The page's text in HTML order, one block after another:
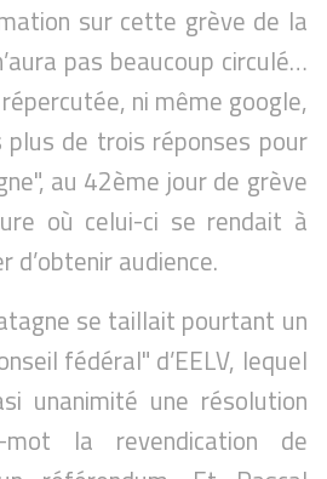
sur cette grève de la
pas beaucoup circulé…
ni même google,
plus de trois réponses pour
au 42ème jour de grève
où celui-ci se rendait à
d’obtenir audience.
se taillait pourtant un
fédéral" d’EELV, lequel
unanimité une résolution
mot la revendication de